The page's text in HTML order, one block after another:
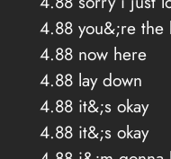
4.88 you&;re the
4.88 now here
4.88 lay down
4.88 it&;s okay
4.88 it&;s okay